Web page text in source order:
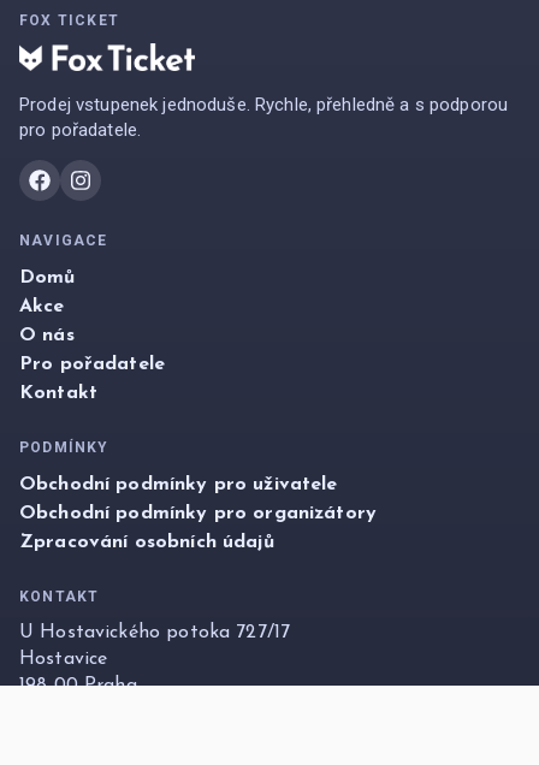
FOX TICKET
Prodej vstupenek jednoduše. Rychle, přehledně a s podporou
pro pořadatele.
NAVIGACE
Domů
Akce
O nás
Pro pořadatele
Kontakt
PODMÍNKY
Obchodní podmínky pro uživatele
Obchodní podmínky pro organizátory
Zpracování osobních údajů
KONTAKT
U Hostavického potoka 727/17
Hostavice
198 00 Praha